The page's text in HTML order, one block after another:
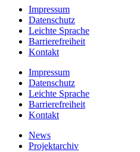
Impressum
Datenschutz
Leichte Sprache
Barrierefreiheit
Kontakt
Impressum
Datenschutz
Leichte Sprache
Barrierefreiheit
Kontakt
News
Projektarchiv